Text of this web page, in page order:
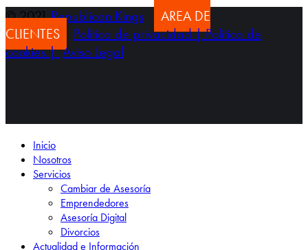
© 2021Republican Kings
AREA DE
CLIENTES
Política de privacidad |Política de
cookies |Aviso Legal
Inicio
Nosotros
Servicios
Cambiar de Asesoría
Emprendedores
Asesoría Digital
Divorcios
Actualidad e Información